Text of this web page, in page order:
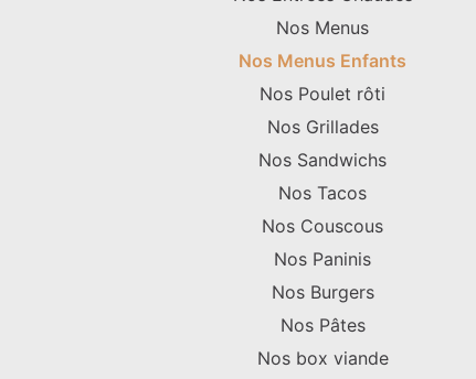
Nos Menus
Nos Menus Enfants
Nos Poulet rôti
Nos Grillades
Nos Sandwichs
Nos Tacos
Nos Couscous
Nos Paninis
Nos Burgers
Nos Pâtes
Nos box viande